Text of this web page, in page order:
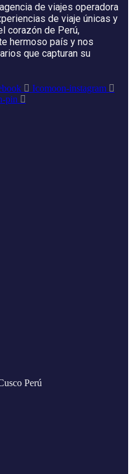
de viajes operadora
de viaje únicas y
corazón de Perú,
hermoso país y nos
que capturan su
Icomoon-instagram
pin
Perú